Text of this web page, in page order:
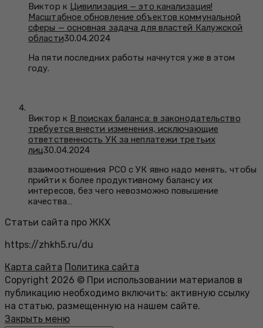
Виктор к Цивилизация — это канализация!
Масштабное обновление объектов коммунальной
сферы — основная задача для властей Калужской
области30.04.2024
На пяти последних работы начнутся уже в этом
году.
Виктор к В поисках баланса: в законодательство
требуется внести изменения, исключающие
ответственность УК за неплатежи третьих
лиц30.04.2024
взаимоотношения РСО с УК явно надо менять, чтобы
прийти к более продуктивному балансу их
интересов, без чего невозможно повышение
качества…
Статьи сайта про ЖКХ
https://zhkh5.ru/du
Карта сайта Политика сайта
Copyright 2026 © При использовании материалов в
публикацию необходимо включить: активную ссылку
на статью, размещенную на нашем сайте.
Закрыть меню